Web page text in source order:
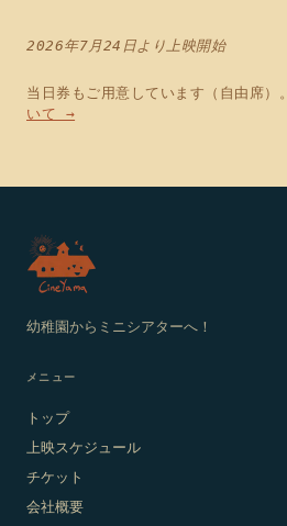
2026年7月24日より上映開始
当日券もご用意しています（自由席）。
いて →
幼稚園からミニシアターへ！
メニュー
トップ
上映スケジュール
チケット
会社概要